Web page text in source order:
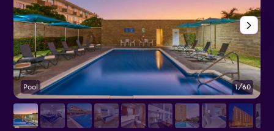
Pool 1/60